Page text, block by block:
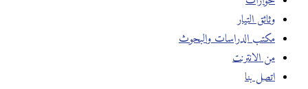
وثائق التيار
مكتب الدراسات والبحوث
من الانترنت
اتصل بنا